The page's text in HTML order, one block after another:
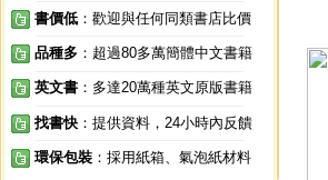
書價低 ：歡迎與任何同類書店比價
品種多 ：超過80多萬簡體中文書籍
英文書 ：多達20萬種英文原版書籍
找書快 ：提供資料，24小時內反饋
環保包裝 ：採用紙箱、氣泡紙材料